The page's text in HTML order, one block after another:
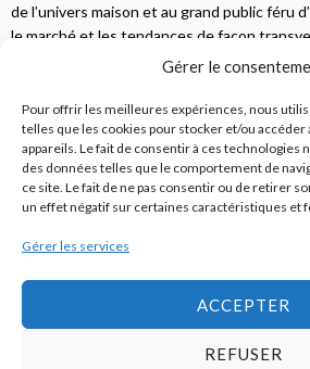
Gérer le
Pour offrir les meilleures expériences, nous
telles que les cookies pour stocker et/ou
appareils. Le fait de consentir à ces technologies
des données telles que le comportement de
ce site. Le fait de ne pas consentir ou de retirer
un effet négatif sur certaines caractéristiques et
Gérer les services
ACCEPTER
REFUSER
de l’univers maison et au grand public féru
le marché et les tendances de façon
lecteurs une vision complète.
JE M'ABONNE
© 2026Home Fashion News